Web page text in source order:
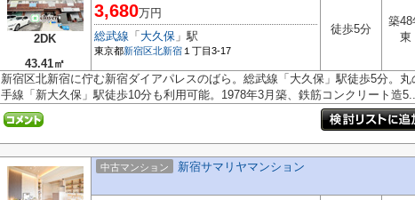
2DK
43.41㎡
3,680万円
総武線 「 大久保 」駅
東京都新宿区北新宿 １丁目3-17
徒歩5分
築48
東
新宿区北新宿に佇む新宿ダイアパレスのばら。総武線「大久保」駅徒歩5分。
手線「新大久保」駅徒歩10分も利用可能。1978年3月築、鉄筋コンクリート造
中古マンション 新宿サマリヤマンション